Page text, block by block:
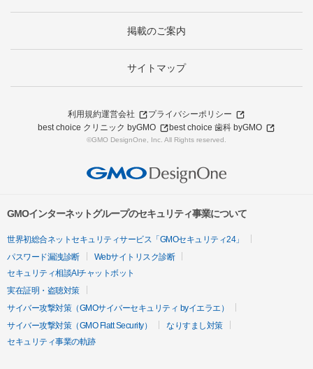
掲載のご案内
サイトマップ
利用規約運営会社
プライバシーポリシー
best choice クリニック byGMO
best choice 歯科 byGMO
©GMO DesignOne, Inc. All Rights reserved.
GMOインターネットグループのセキュリティ事業について
世界初総合ネットセキュリティサービス「GMOセキュリティ24」
パスワード漏洩診断
Webサイトリスク診断
セキュリティ相談AIチャットボット
実在証明・盗聴対策
サイバー攻撃対策（GMOサイバーセキュリティ byイエラエ）
サイバー攻撃対策（GMO Flatt Security）
なりすまし対策
セキュリティ事業の軌跡